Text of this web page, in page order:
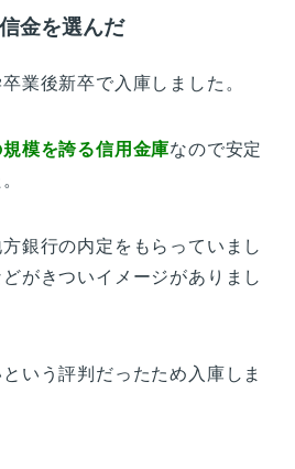
金を選んだ
業後新卒で入庫しました。
模を誇る信用金庫なので安定
銀行の内定をもらっていまし
がきついイメージがありまし
いう評判だったため入庫しま